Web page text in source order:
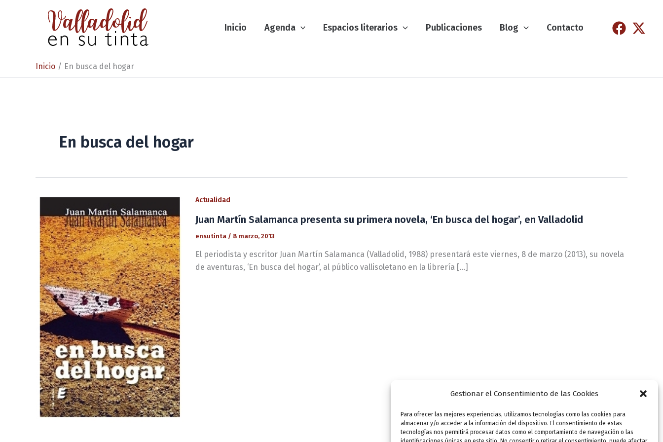
Gestionar el Consentimiento de las Cookies
Para ofrecer las mejores experiencias, utilizamos tecnologías como las cookies para
almacenar y/o acceder a la información del dispositivo. El consentimiento de estas
tecnologías nos permitirá procesar datos como el comportamiento de navegación o las
Inicio Agenda Espacios literarios Publicaciones Blog Contacto
Inicio En busca del hogar
En busca del hogar
Actualidad
Juan Martín Salamanca presenta su primera novela, ‘En busca del hogar’, en Valladolid
ensutinta / 8 marzo, 2013
El periodista y escritor Juan Martín Salamanca (Valladolid, 1988) presentará este viernes, 8 de marzo (2013), su novela
de aventuras, ‘En busca del hogar’, al público vallisoletano en la librería […]